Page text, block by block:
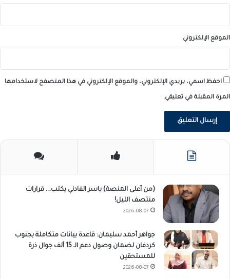
الموقع الإلكتروني
احفظ اسمي، بريدي الإلكتروني، والموقع الإلكتروني في هذا المتصفح لاستخدامها
المرة المقبلة في تعليقي.
(من أعلى المنصة) ياسر الفادني يكتب…. قرارات
منتصف الليل!
2026-08-07
جواهر أحمد سليمان: قاعدة بيانات متكاملة بجنوب
كردفان لضمان وصول دعم الـ 15 ألف جوال ذرة
للمستحقين
2026-08-07